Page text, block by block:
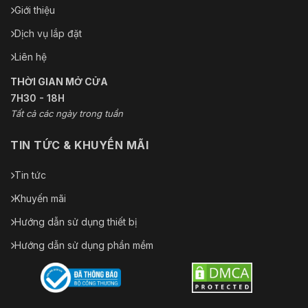
Giới thiệu
Dịch vụ lắp đặt
Liên hệ
THỜI GIAN MỞ CỬA
7H30 - 18H
Tất cả các ngày trong tuần
TIN TỨC & KHUYẾN MÃI
Tin tức
Khuyến mãi
Hướng dẫn sử dụng thiết bị
Hướng dẫn sử dụng phần mềm